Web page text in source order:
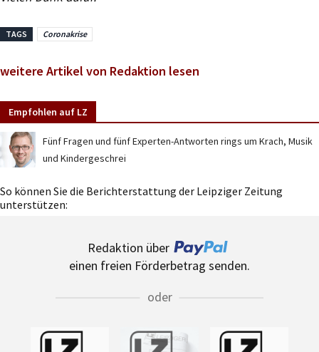
TAGS Coronakrise
weitere Artikel von Redaktion lesen
Empfohlen auf LZ
Fünf Fragen und fünf Experten-Antworten rings um Krach, Musik
und Kindergeschrei
So können Sie die Berichterstattung der Leipziger Zeitung
unterstützen:
Redaktion über
einen freien Förderbetrag senden.
oder